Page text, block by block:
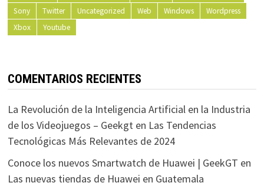
Sony
Twitter Uncategorized Web Windows
Wordpress
Xbox
Youtube
COMENTARIOS RECIENTES
La Revolución de la Inteligencia Artificial en la Industria
de los Videojuegos – Geekgten Las Tendencias
Tecnológicas Más Relevantes de 2024
Conoce los nuevos Smartwatch de Huawei | GeekGT en
Las nuevas tiendas de Huawei en Guatemala